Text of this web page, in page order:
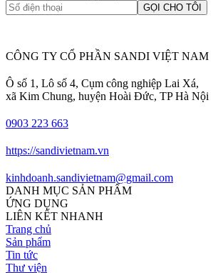
GỌI CHO TÔI
CÔNG TY CỔ PHẦN SANDI VIỆT NAM
Ô số 1, Lô số 4, Cụm công nghiệp Lai Xá,
xã Kim Chung, huyện Hoài Đức, TP Hà Nội
0903 223 663
https://sandivietnam.vn
kinhdoanh.sandivietnam@gmail.com
DANH MỤC SẢN PHẨM
ỨNG DỤNG
LIÊN KẾT NHANH
Trang chủ
Sản phẩm
Tin tức
Thư viện